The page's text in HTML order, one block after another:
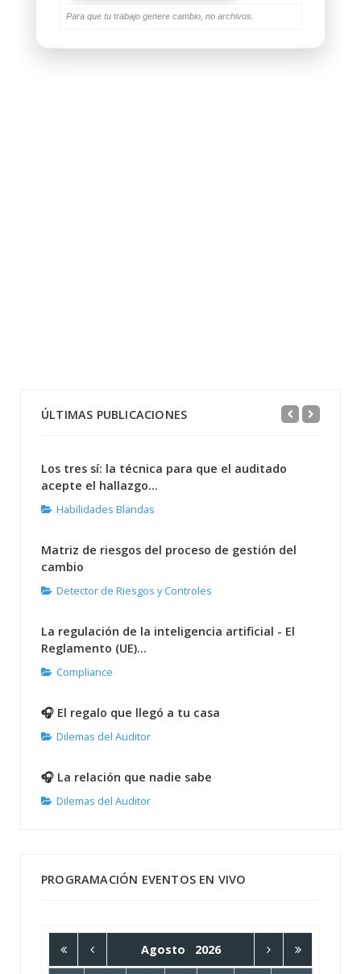
Para que tu trabajo genere cambio, no archivos.
ÚLTIMAS PUBLICACIONES
Los tres sí: la técnica para que el auditado
acepte el hallazgo...
Habilidades Blandas
Matriz de riesgos del proceso de gestión del
cambio
Detector de Riesgos y Controles
La regulación de la inteligencia artificial - El
Reglamento (UE)...
Compliance
🎧 El regalo que llegó a tu casa
Dilemas del Auditor
🎧 La relación que nadie sabe
Dilemas del Auditor
PROGRAMACIÓN EVENTOS EN VIVO
Agosto 2026